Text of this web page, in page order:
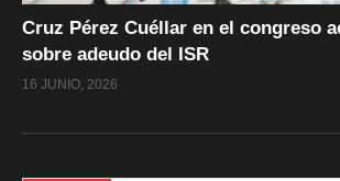
Cruz Pérez Cuéllar en el congreso
sobre adeudo del ISR
16 JUNIO, 2026